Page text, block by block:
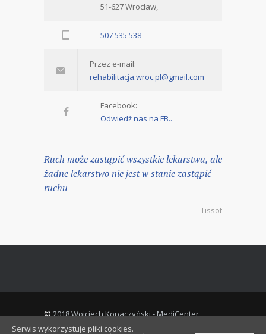
51-627 Wrocław,
507 535 538
Przez e-mail:
rehabilitacja.wroc.pl@gmail.com
Facebook:
Odwiedź nas na FB..
Ruch może zastąpić wszystkie lekarstwa, ale
żadne lekarstwo nie jest w stanie zastąpić
ruchu
— Tissot
©2018 Wojciech Kopaczyński - MediCenter
Serwis wykorzystuje pliki cookies.